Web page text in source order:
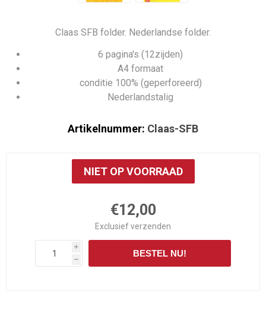
Claas SFB folder. Nederlandse folder.
6 pagina's (12zijden)
A4 formaat
conditie 100% (geperforeerd)
Nederlandstalig
Artikelnummer: Claas-SFB
NIET OP VOORRAAD
€12,00
Exclusiefverzenden
i
h
BESTEL NU!